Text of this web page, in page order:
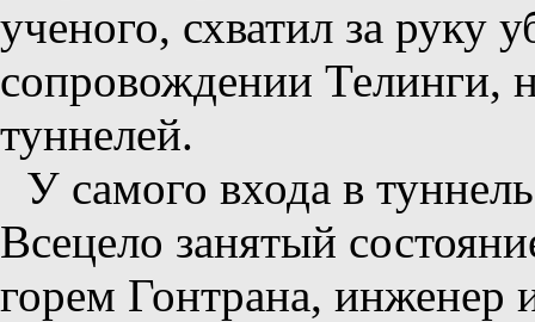
ученого, схватил за руку
сопровождении Телинги,
туннелей.
У самого входа в
Всецело занятый
горем Гонтрана, инженер